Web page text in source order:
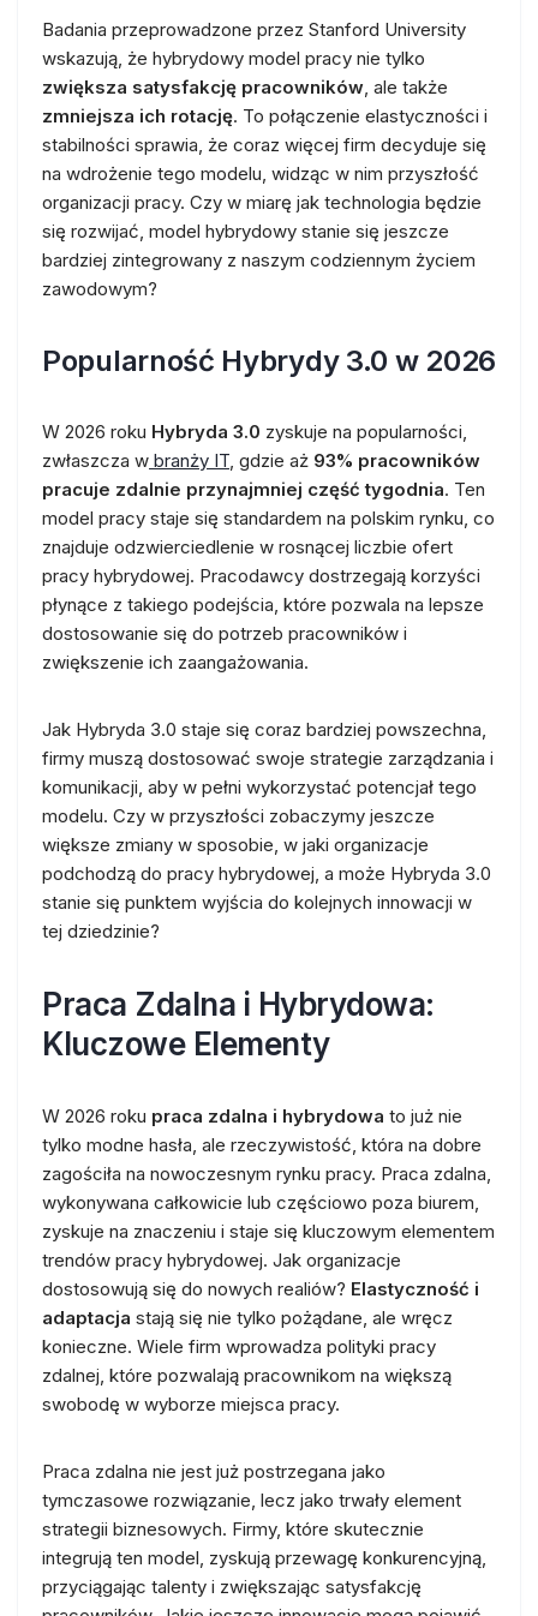
Badania przeprowadzone przez Stanford University
wskazują, że hybrydowy model pracy nie tylko
zwiększa satysfakcję pracowników, ale także
zmniejsza ich rotację. To połączenie elastyczności i
stabilności sprawia, że coraz więcej firm decyduje się
na wdrożenie tego modelu, widząc w nim przyszłość
organizacji pracy. Czy w miarę jak technologia będzie
się rozwijać, model hybrydowy stanie się jeszcze
bardziej zintegrowany z naszym codziennym życiem
zawodowym?
Popularność Hybrydy 3.0 w 2026
W 2026 roku Hybryda 3.0 zyskuje na popularności,
zwłaszcza w branży IT, gdzie aż 93% pracowników
pracuje zdalnie przynajmniej część tygodnia. Ten
model pracy staje się standardem na polskim rynku, co
znajduje odzwierciedlenie w rosnącej liczbie ofert
pracy hybrydowej. Pracodawcy dostrzegają korzyści
płynące z takiego podejścia, które pozwala na lepsze
dostosowanie się do potrzeb pracowników i
zwiększenie ich zaangażowania.
Jak Hybryda 3.0 staje się coraz bardziej powszechna,
firmy muszą dostosować swoje strategie zarządzania i
komunikacji, aby w pełni wykorzystać potencjał tego
modelu. Czy w przyszłości zobaczymy jeszcze
większe zmiany w sposobie, w jaki organizacje
podchodzą do pracy hybrydowej, a może Hybryda 3.0
stanie się punktem wyjścia do kolejnych innowacji w
tej dziedzinie?
Praca Zdalna i Hybrydowa:
Kluczowe Elementy
W 2026 roku praca zdalna i hybrydowa to już nie
tylko modne hasła, ale rzeczywistość, która na dobre
zagościła na nowoczesnym rynku pracy. Praca zdalna,
wykonywana całkowicie lub częściowo poza biurem,
zyskuje na znaczeniu i staje się kluczowym elementem
trendów pracy hybrydowej. Jak organizacje
dostosowują się do nowych realiów? Elastyczność i
adaptacja stają się nie tylko pożądane, ale wręcz
konieczne. Wiele firm wprowadza polityki pracy
zdalnej, które pozwalają pracownikom na większą
swobodę w wyborze miejsca pracy.
Praca zdalna nie jest już postrzegana jako
tymczasowe rozwiązanie, lecz jako trwały element
strategii biznesowych. Firmy, które skutecznie
integrują ten model, zyskują przewagę konkurencyjną,
przyciągając talenty i zwiększając satysfakcję